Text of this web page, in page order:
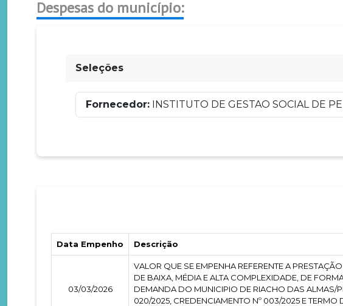
Despesas do município:
Seleções
Fornecedor: INSTITUTO DE GESTAO SOCIAL DE
Data Empenho Descrição
03/03/2026
VALOR QUE SE EMPENHA REFERENTE A
DE BAIXA, MÉDIA E ALTA COMPLEXIDADE, DE
DEMANDA DO MUNICIPIO DE RIACHO DAS ALMAS/
020/2025, CREDENCIAMENTO Nº 003/2025 E TERMO